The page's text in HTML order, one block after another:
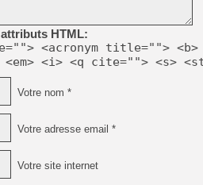
[Mo5]
[GK]
[GK]
[GK]
[GK]
[GK]
[GK]
[GK]
[GK]
HTML:
<acronym title=""> <b>
<i> <q cite=""> <s>
Votre nom *
Votre adresse email *
Votre site internet